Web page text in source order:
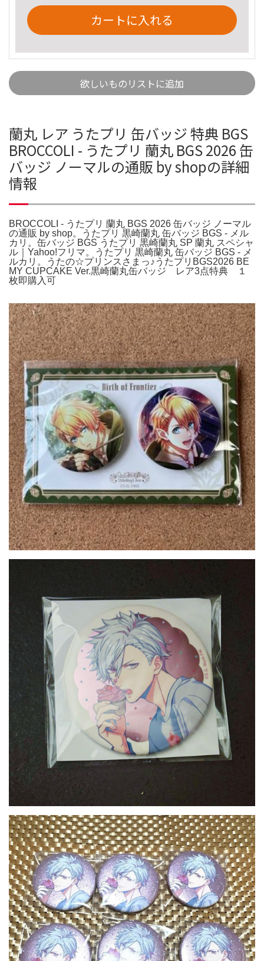
カートに入れる
欲しいものリストに追加
蘭丸 レア うたプリ 缶バッジ 特典 BGS
BROCCOLI - うたプリ 蘭丸 BGS 2026 缶
バッジ ノーマルの通販 by shopの詳細
情報
BROCCOLI - うたプリ 蘭丸 BGS 2026 缶バッジ ノーマル
の通販 by shop。うたプリ 黒崎蘭丸 缶バッジ BGS - メル
カリ。缶バッジ BGS うたプリ 黒崎蘭丸 SP 蘭丸 スペシャ
ル｜Yahoo!フリマ。うたプリ 黒崎蘭丸 缶バッジ BGS - メ
ルカリ。うたの☆プリンスさまっ♪うたプリBGS2026 BE
MY CUPCAKE Ver.黒崎蘭丸缶バッジ レア3点特典 １
枚即購入可